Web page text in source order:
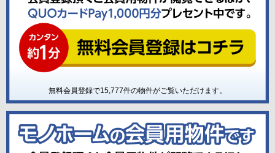
無料会員登録で15,777件の物件がご覧いただけます。